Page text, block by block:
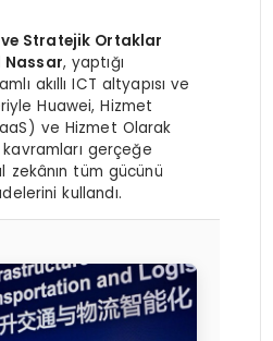
ve Stratejik Ortaklar
Nassar, yaptığı
akıllı ICT altyapısı ve
Huawei, Hizmet
ve Hizmet Olarak
gerçeğe
tüm gücünü
kullandı.